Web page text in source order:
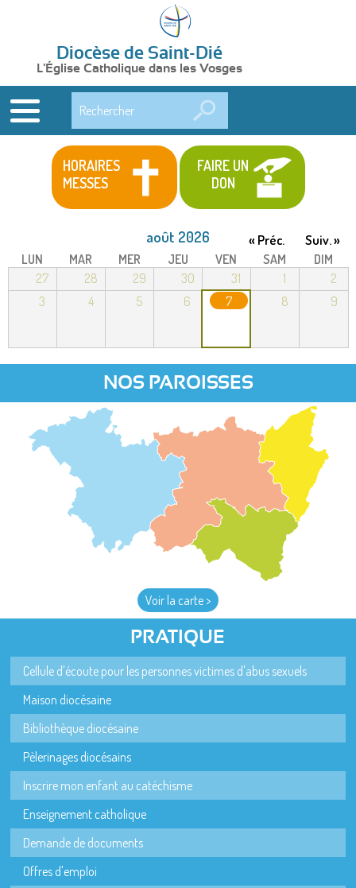
Diocèse de Saint-Dié
L'Église Catholique dans les Vosges
HORAIRES
MESSES
FAIRE UN
DON
août 2026 « Préc. Suiv. »
LUN MAR MER JEU VEN SAM
DIM
27
28 29 30 31 1
2
3
4 5 6 7 8 9
NOS PAROISSES
Voir la carte >
PRATIQUE
Cellule d'écoute pour les personnes victimes d'abus sexuels
Maison diocésaine
Bibliothèque diocésaine
Pèlerinages diocésains
Inscrire mon enfant au catéchisme
Enseignement catholique
Demande de documents
Offres d'emploi